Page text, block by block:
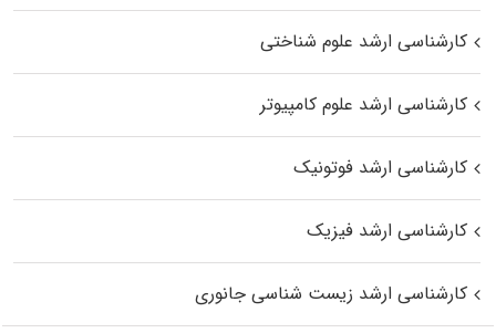
کارشناسی ارشد علوم شناختی
کارشناسی ارشد علوم کامپیوتر
کارشناسی ارشد فوتونیک
کارشناسی ارشد فیزیک
کارشناسی ارشد زیست‌ شناسی جانوری